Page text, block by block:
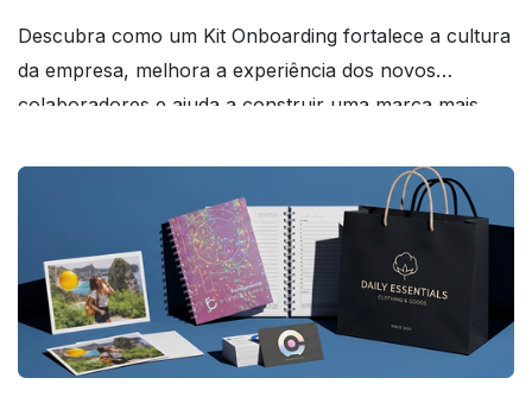
Descubra como um Kit Onboarding fortalece a cultura
da empresa, melhora a experiência dos novos
colaboradores e ajuda a construir uma marca mais